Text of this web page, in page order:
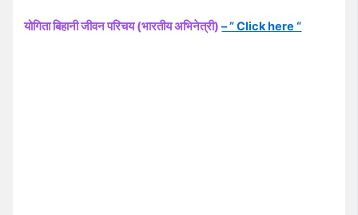
योगिता बिहानी जीवन परिचय (भारतीय अभिनेत्री)– ” Click here “